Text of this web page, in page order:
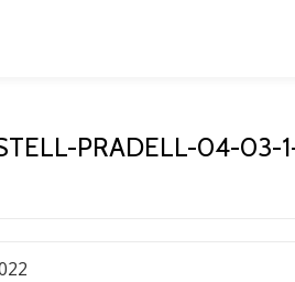
PRADELL-04-03-